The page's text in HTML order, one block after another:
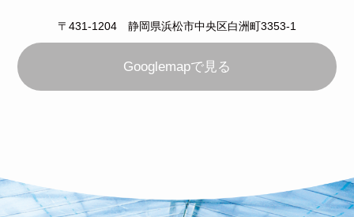
〒431-1204 静岡県浜松市中央区白洲町3353-1
Googlemapで見る